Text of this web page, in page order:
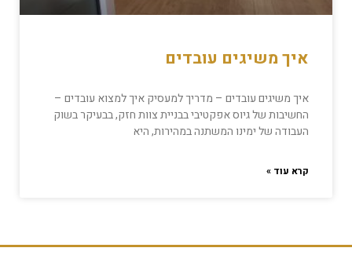
איך משיגים עובדים
איך משיגים עובדים – מדריך למעסיק איך למצוא עובדים –
החשיבות של גיוס אפקטיבי בבניית צוות חזק, בבעיקר בשוק
העבודה של ימינו המשתנה במהירות, היא
קרא עוד »